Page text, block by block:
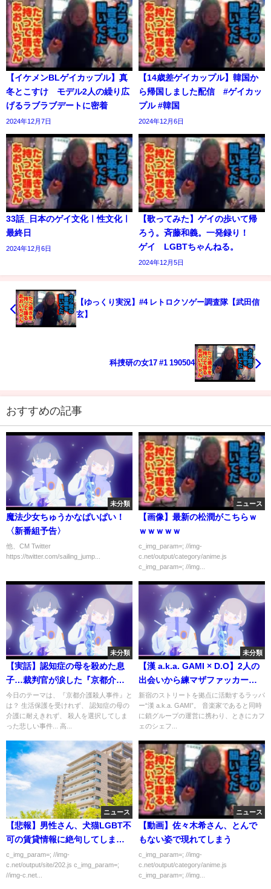
【イケメンBLゲイカップル】真
冬とこすけ モデル2人の繰り広
げるラブラブデートに密着
2024年12月7日
【14歳差ゲイカップル】韓国か
ら帰国しました配信 #ゲイカッ
プル #韓国
2024年12月6日
33話_日本のゲイ文化ㅣ性文化ㅣ
最終日
2024年12月6日
【歌ってみた】ゲイの歩いて帰
ろう。斉藤和義。一発録り！
ゲイ LGBTちゃんねる。
2024年12月5日
【ゆっくり実況】#4 レトロクソゲー調査隊【武田信
玄】
科捜研の女17 #1 190504
おすすめの記事
未分類
魔法少女ちゅうかなぱいぱい！
〈新番組予告〉
他、CM Twitter
https://twitter.com/sailing_jump...
ニュース
【画像】最新の松潤がこちらｗ
ｗｗｗｗｗ
c_img_param=; //img-
c.net/output/category/anime.js
c_img_param=; //img...
未分類
【実話】認知症の母を殺めた息
子…裁判官が涙した『京都介護
殺人事件』【漫画】
今日のテーマは、『京都介護殺人事件』と
は？ 生活保護を受けれず、 認知症の母の
介護に耐えきれず、 殺人を選択してしま
った悲しい事件... 高...
未分類
【漢 a.k.a. GAMI × D.O】2人の
出会いから練マザファッカー結
成秘話 話獄中でのヤバい話まで
東京のヒップホップシーンを代
表する盟友2人が語り合う
新宿のストリートを拠点に活動するラッパ
ー“漢 a.k.a. GAMI”。 音楽家であると同時
に鎖グループの運営に携わり、ときにカフ
ェのシェフ...
ニュース
【悲報】男性さん、犬猫LGBT不
可の賃貸情報に絶句してしま
う・・・・・
c_img_param=; //img-
c.net/output/site/202.js c_img_param=;
//img-c.net...
ニュース
【動画】佐々木希さん、とんで
もない姿で現れてしまう
c_img_param=; //img-
c.net/output/category/anime.js
c_img_param=; //img...